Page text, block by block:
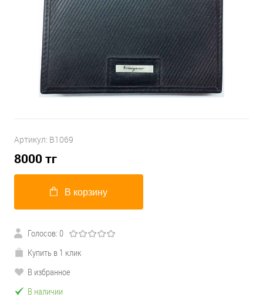
Артикул: B1069
8000 тг
В корзину
Голосов: 0
Купить в 1 клик
В избранное
В наличии